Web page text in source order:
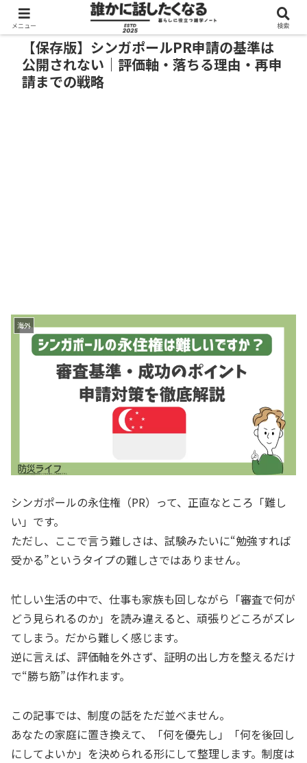
【保存版】シンガポールPR申請の基準は
公開されない｜評価軸・落ちる理由・再申
請までの戦略
海外
シンガポールの永住権（PR）って、正直なところ「難し
い」です。
ただし、ここで言う難しさは、試験みたいに“勉強すれば
受かる”というタイプの難しさではありません。
忙しい生活の中で、仕事も家族も回しながら「審査で何が
どう見られるのか」を読み違えると、頑張りどころがズレ
てしまう。だから難しく感じます。
逆に言えば、評価軸を外さず、証明の出し方を整えるだけ
で“勝ち筋”は作れます。
この記事では、制度の話をただ並べません。
あなたの家庭に置き換えて、「何を優先し」「何を後回し
にしてよいか」を決められる形にして整理します。制度は
メニュー 検索